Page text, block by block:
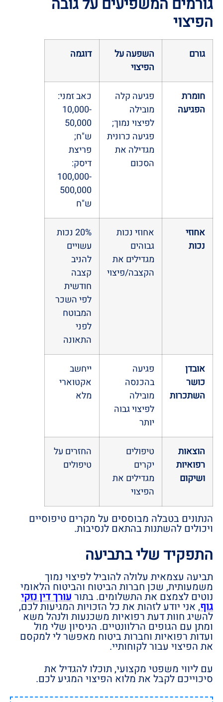
גורמים המשפיעים על גובה
הפיצוי
גורם
השפעה על
הפיצוי
דוגמה
חומרת
הפגיעה
פגיעה קלה
מובילה
לפיצוי נמוך;
פגיעה כרונית
מגדילה את
הסכום
כאב זמני:
10,000-
50,000
ש"ח;
פריצת
דיסק:
100,000-
500,000
ש"ח
אחוזי
נכות
אחוזי נכות
גבוהים
מגדילים את
הקצבה/פיצוי
20% נכות
עשויים
להניב
קצבה
חודשית
לפי השכר
המבוטח
לפני
התאונה
אובדן
כושר
השתכרות
פגיעה
בהכנסה
מובילה
לפיצוי גבוה
יותר
ייחשב
אקטוארי
מלא
הוצאות
רפואיות
ושיקום
טיפולים
יקרים
מגדילים את
הפיצוי
החזרים על
טיפולים
הנתונים בטבלה מבוססים על מקרים טיפוסיים
ויכולים להשתנות בהתאם לנסיבות.
התפקיד שלי בתביעה
תביעה עצמאית עלולה להוביל לפיצוי נמוך
משמעותית, שכן חברות הביטוח והביטוח הלאומי
נוטים לצמצם את התשלומים. בתורעורך דין נזקי
גוף, אני יודע לזהות את כל הזכויות המגיעות לכם,
להשיג חוות דעת רפואיות משכנעות ולנהל משא
ומתן עם הגופים הרלוונטיים. הניסיון שלי מול
ועדות רפואיות וחברות ביטוח מאפשר לי למקסם
את הפיצוי עבור לקוחותיי.
עם ליווי משפטי מקצועי, תוכלו להגדיל את
סיכוייכם לקבל את מלוא הפיצוי המגיע לכם.